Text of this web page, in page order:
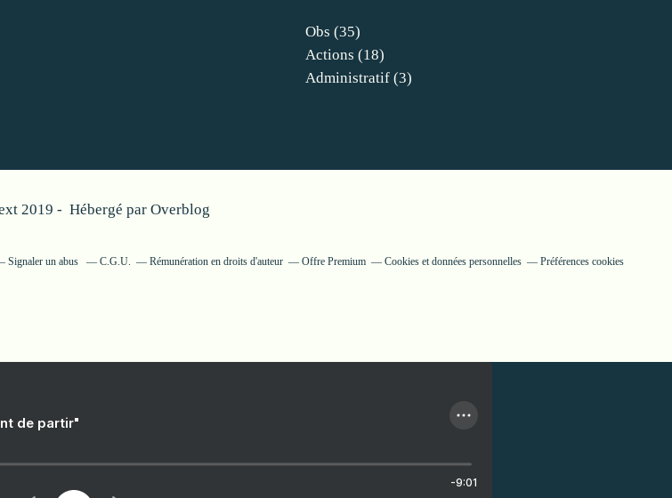
Obs (35)
Actions (18)
Administratif (3)
2019 - Hébergé par Overblog
Signaler un abus C.G.U. Rémunération en droits d'auteur Offre Premium Cookies et données personnelles Préférences cookies
de partir"
-9:01